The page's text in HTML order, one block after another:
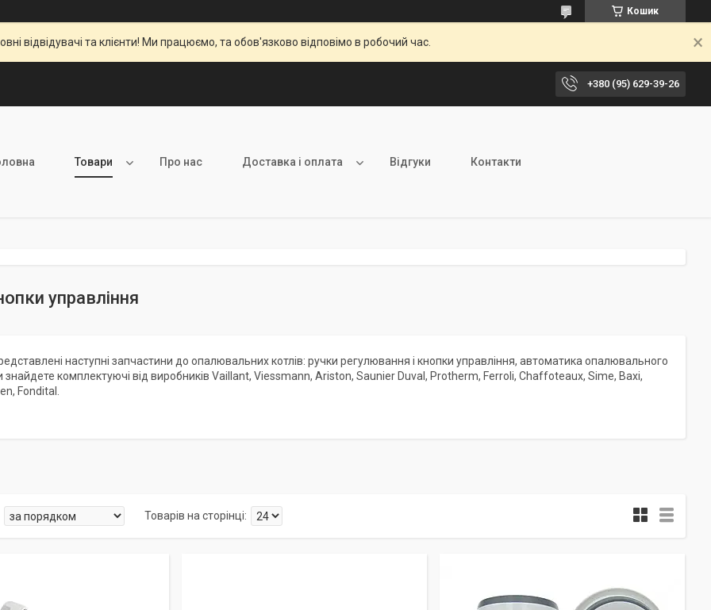
Кошик
відвідувачі та клієнти! Ми працюємо, та обов'язково відповімо в робочий час.
+380 (95) 629-39-26
Товари Про нас Доставка і оплата Відгуки Контакти
управління
наступні запчастини до опалювальних котлів: ручки регулювання і кнопки управління, автоматика опалювального
знайдете комплектуючі від виробників Vaillant, Viessmann, Ariston, Saunier Duval, Protherm, Ferroli, Chaffoteaux, Sime, Baxi,
Fondital.